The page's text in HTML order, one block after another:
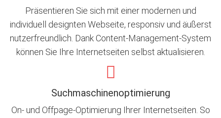
Präsentieren Sie sich mit einer modernen und
individuell designten Webseite, responsiv und äußerst
nutzerfreundlich. Dank Content-Management-System
können Sie Ihre Internetseiten selbst aktualisieren.
Suchmaschinenoptimierung
On- und Offpage-Optimierung Ihrer Internetseiten. So